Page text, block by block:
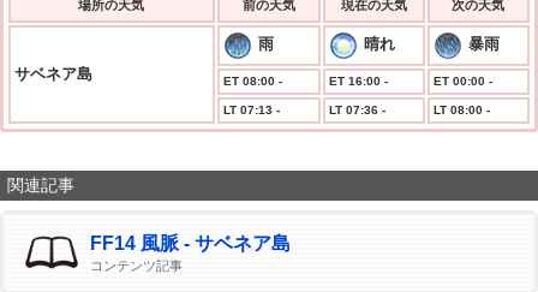
場所の天気 前の天気 現在の天気 次の天気
サベネア島
雨 晴れ 暴雨
ET 08:00 - ET 16:00 - ET 00:00 -
LT 07:13 - LT 07:36 - LT 08:00 -
関連記事
FF14 風脈 - サベネア島
コンテンツ記事